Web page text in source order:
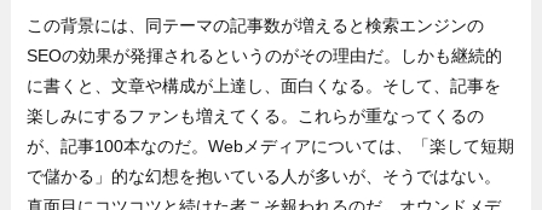
この背景には、同テーマの記事数が増えると検索エンジンの
SEOの効果が発揮されるというのがその理由だ。しかも継続的
に書くと、文章や構成が上達し、面白くなる。そして、記事を
楽しみにするファンも増えてくる。これらが重なってくるの
が、記事100本なのだ。Webメディアについては、「楽して短期
で儲かる」的な幻想を抱いている人が多いが、そうではない。